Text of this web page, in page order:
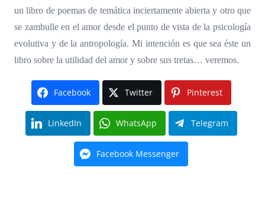
un libro de poemas de temática inciertamente abierta y otro que
se zambulle en el amor desde el punto de vista de la psicología
evolutiva y de la antropología. Mi intención es que sea éste un
libro sobre la utilidad del amor y sobre sus tretas… veremos.
Facebook Twitter Pinterest
LinkedIn WhatsApp Telegram
Facebook Messenger